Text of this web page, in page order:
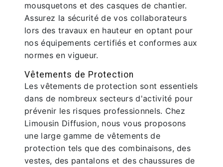
mousquetons et des casques de chantier.
Assurez la sécurité de vos collaborateurs
lors des travaux en hauteur en optant pour
nos équipements certifiés et conformes aux
normes en vigueur.
Vêtements de Protection
Les vêtements de protection sont essentiels
dans de nombreux secteurs d'activité pour
prévenir les risques professionnels. Chez
Limousin Diffusion, nous vous proposons
une large gamme de vêtements de
protection tels que des combinaisons, des
vestes, des pantalons et des chaussures de